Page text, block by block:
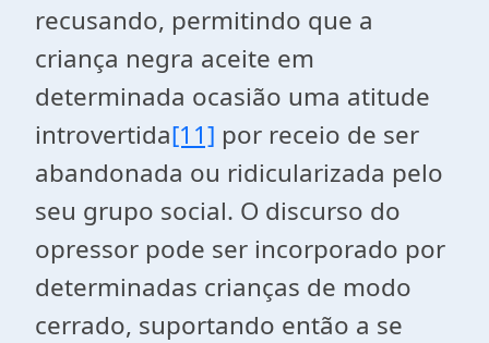
recusando, permitindo que a
criança negra aceite em
determinada ocasião uma atitude
introvertida[11] por receio de ser
abandonada ou ridicularizada pelo
seu grupo social. O discurso do
opressor pode ser incorporado por
determinadas crianças de modo
cerrado, suportando então a se